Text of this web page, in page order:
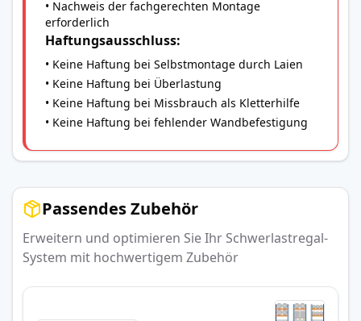
• Nachweis der fachgerechten Montage
erforderlich
Haftungsausschluss:
• Keine Haftung bei Selbstmontage durch Laien
• Keine Haftung bei Überlastung
• Keine Haftung bei Missbrauch als Kletterhilfe
• Keine Haftung bei fehlender Wandbefestigung
Passendes Zubehör
Erweitern und optimieren Sie Ihr Schwerlastregal-
System mit hochwertigem Zubehör